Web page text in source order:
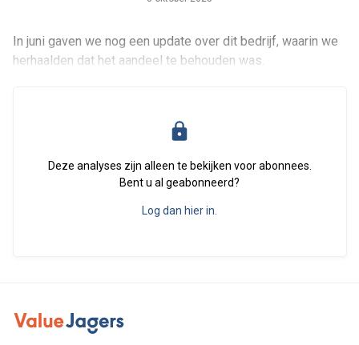
In juni gaven we nog een update over dit bedrijf, waarin we
herhaalden dat het aandeel te behouden was.
Deze analyses zijn alleen te bekijken voor abonnees.
Bent u al geabonneerd?
Log dan hier in.